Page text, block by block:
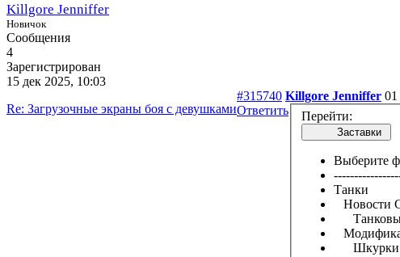
Killgore Jenniffer
Новичок
Сообщения
4
Зарегистрирован
15 дек 2025, 10:03
Re: Загрузочные экраны боя с девушками
#315740 Killgore Jenniffer 01
Ответить
Перейти:
Заставки
Выберите
Танки
Новости
Шкурки